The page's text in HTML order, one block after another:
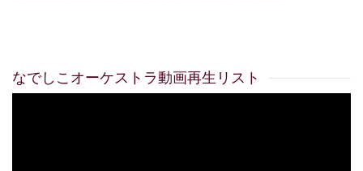
なでしこオーケストラ動画再生リスト